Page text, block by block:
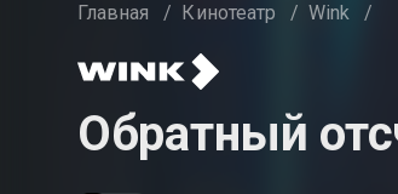
Главная / Кинотеатр / Wink /
Обратный